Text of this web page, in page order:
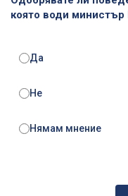
която води
Да
Не
Нямам мнение